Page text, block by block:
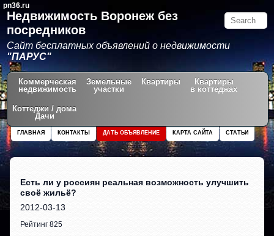
pn36.ru
Недвижимость Воронеж без
посредников
Сайт бесплатных объявлений о недвижимости
"ПАРУС"
Коммерческая
недвижимость
Земельные
участки
Квартиры
Квартиры
в коттеджах
Коттеджи / дома
Дачи
СТАТЬИ
КАРТА САЙТА
ДАТЬ ОБЪЯВЛЕНИЕ
КОНТАКТЫ
ГЛАВНАЯ
Есть ли у россиян реальная возможность улучшить
своё жильё?
2012-03-13
Рейтинг 825